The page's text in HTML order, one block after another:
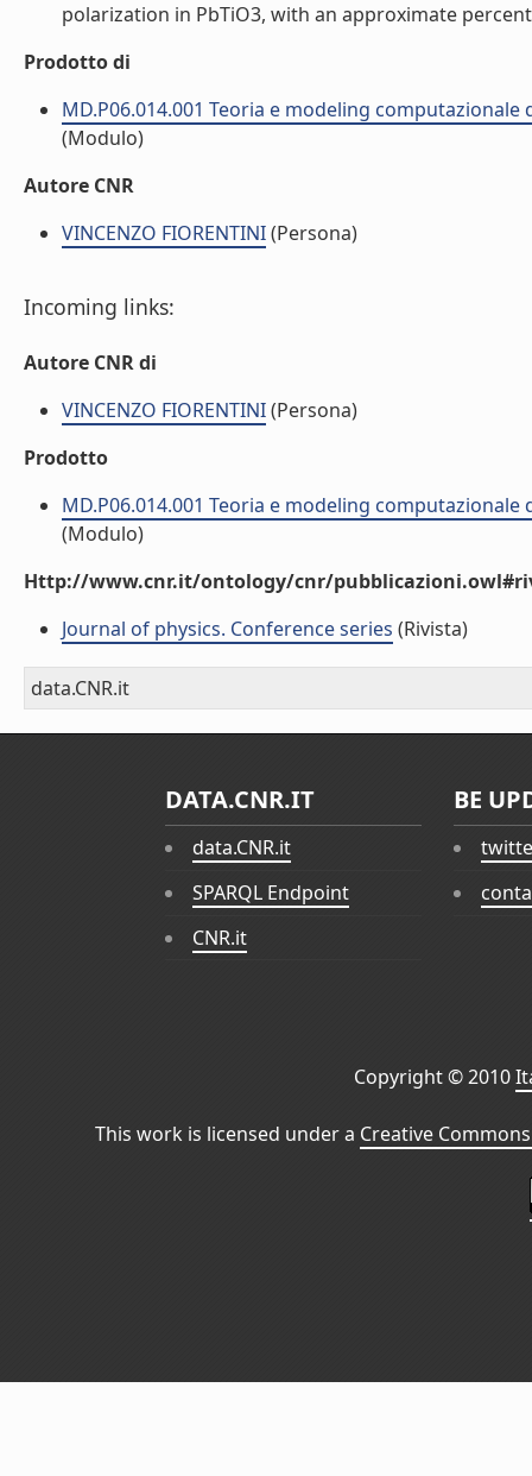
polarization in PbTiO3, with an approximate
Prodotto di
MD.P06.014.001 Teoria e modeling
(Modulo)
Autore CNR
VINCENZO FIORENTINI(Persona)
Incoming links:
Autore CNR di
VINCENZO FIORENTINI(Persona)
Prodotto
MD.P06.014.001 Teoria e modeling
(Modulo)
Http://www.cnr.it/ontology/cnr/
Journal of physics. Conference series (Rivista)
data.CNR.it
DATA.CNR.IT
data.CNR.it
SPARQL Endpoint
CNR.it
BE
Copyright © 2010
This work is licensed under a Creative